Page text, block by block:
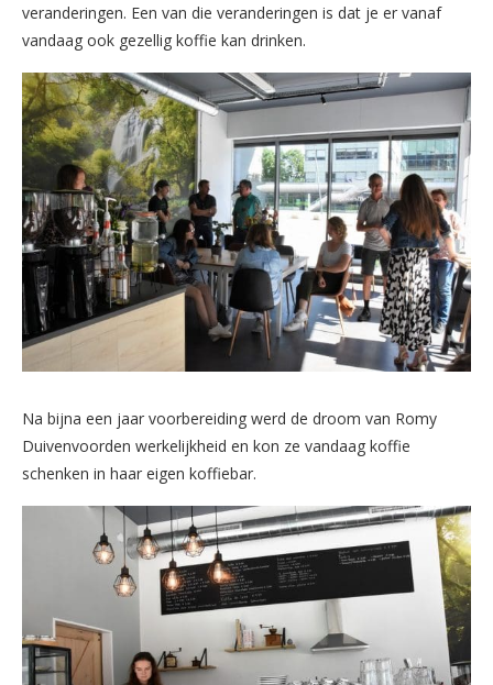
veranderingen. Een van die veranderingen is dat je er vanaf
vandaag ook gezellig koffie kan drinken.
Na bijna een jaar voorbereiding werd de droom van Romy
Duivenvoorden werkelijkheid en kon ze vandaag koffie
schenken in haar eigen koffiebar.